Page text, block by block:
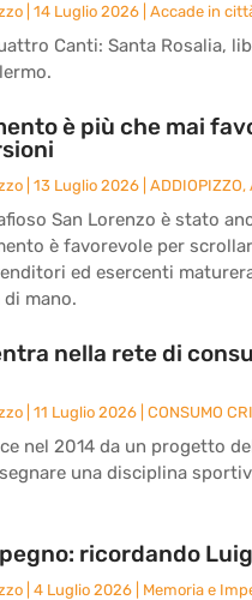
14 Luglio 2026 Accade in
Canti: Santa Rosalia,
è più che mai
13 Luglio 2026 ADDIOPIZZO,
San Lorenzo è stato
è favorevole per
ed esercenti
mano.
nella rete di
11 Luglio 2026 CONSUMO
nel 2014 da un progetto
una disciplina
ricordando
4 Luglio 2026 Memoria e